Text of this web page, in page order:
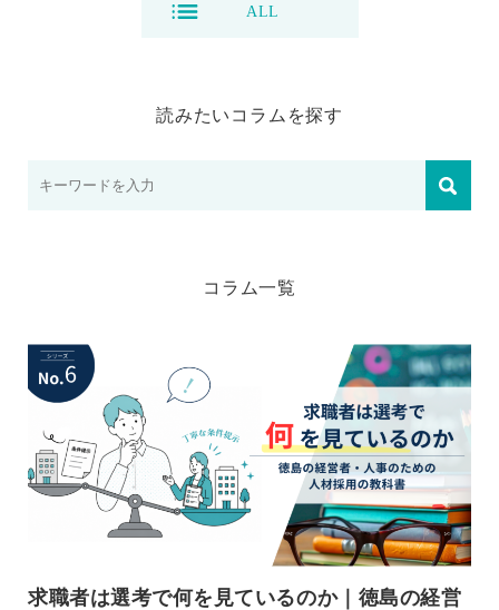
ALL
読みたいコラムを探す
コラム⼀覧
求職者は選考で何を見ているのか｜徳島の経営